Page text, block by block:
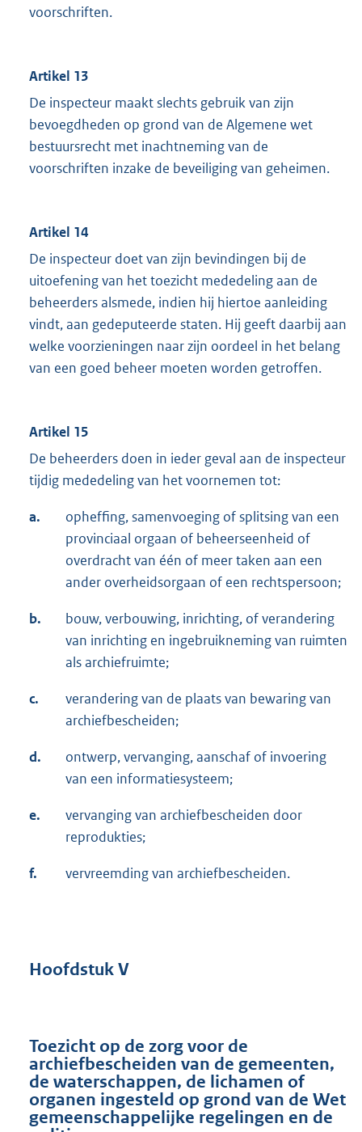
voorschriften.
Artikel 13
De inspecteur maakt slechts gebruik van zijn
bevoegdheden op grond van de Algemene wet
bestuursrecht met inachtneming van de
voorschriften inzake de beveiliging van geheimen.
Artikel 14
De inspecteur doet van zijn bevindingen bij de
uitoefening van het toezicht mededeling aan de
beheerders alsmede, indien hij hiertoe aanleiding
vindt, aan gedeputeerde staten. Hij geeft daarbij aan
welke voorzieningen naar zijn oordeel in het belang
van een goed beheer moeten worden getroffen.
Artikel 15
De beheerders doen in ieder geval aan de inspecteur
tijdig mededeling van het voornemen tot:
a.
opheffing, samenvoeging of splitsing van een
provinciaal orgaan of beheerseenheid of
overdracht van één of meer taken aan een
ander overheidsorgaan of een rechtspersoon;
b.
bouw, verbouwing, inrichting, of verandering
van inrichting en ingebruikneming van ruimten
als archiefruimte;
c.
verandering van de plaats van bewaring van
archiefbescheiden;
d.
ontwerp, vervanging, aanschaf of invoering
van een informatiesysteem;
e.
vervanging van archiefbescheiden door
reprodukties;
f. vervreemding van archiefbescheiden.
Hoofdstuk V
Toezicht op de zorg voor de
archiefbescheiden van de gemeenten,
de waterschappen, de lichamen of
organen ingesteld op grond van de Wet
gemeenschappelijke regelingen en de